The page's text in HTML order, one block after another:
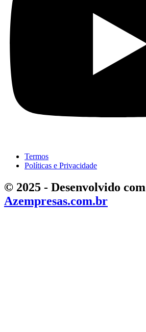
Termos
Políticas e Privacidade
© 2025 - Desenvolvido com
Azempresas.com.br